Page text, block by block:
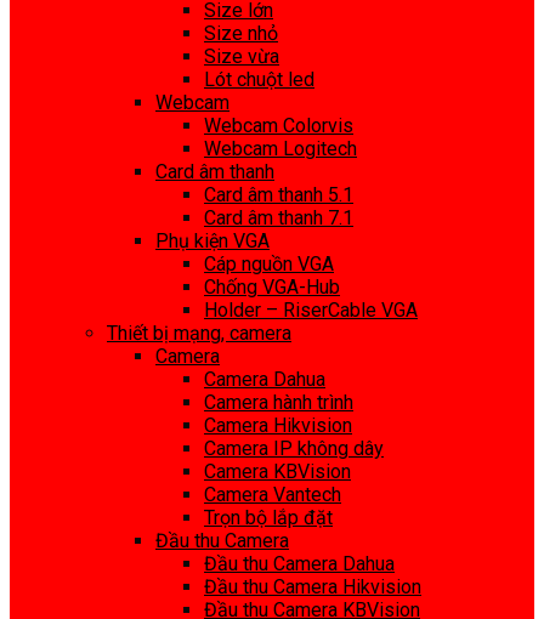
Size lớn
Size nhỏ
Size vừa
Lót chuột led
Webcam
Webcam Colorvis
Webcam Logitech
Card âm thanh
Card âm thanh 5.1
Card âm thanh 7.1
Phụ kiện VGA
Cáp nguồn VGA
Chống VGA-Hub
Holder – RiserCable VGA
Thiết bị mạng, camera
Camera
Camera Dahua
Camera hành trình
Camera Hikvision
Camera IP không dây
Camera KBVision
Camera Vantech
Trọn bộ lắp đặt
Đầu thu Camera
Đầu thu Camera Dahua
Đầu thu Camera Hikvision
Đầu thu Camera KBVision